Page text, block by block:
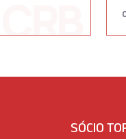
SÓCIO